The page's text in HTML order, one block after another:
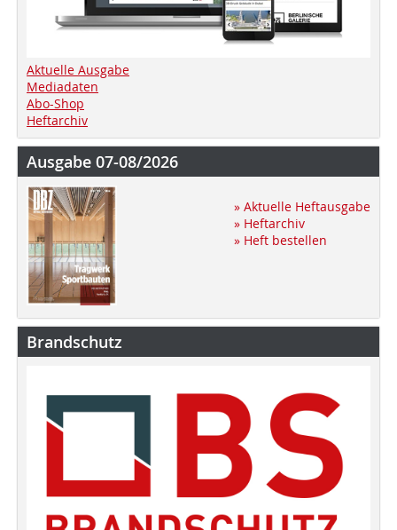
Aktuelle Ausgabe
Mediadaten
Abo-Shop
Heftarchiv
Ausgabe 07-08/2026
» Aktuelle Heftausgabe
» Heftarchiv
» Heft bestellen
Brandschutz